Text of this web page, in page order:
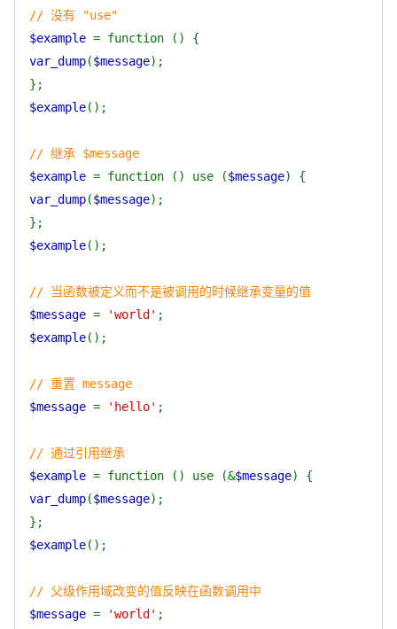
// 没有 "use"
$example = function () {
var_dump($message);
};
$example();
// 继承 $message
$example = function () use ($message) {
var_dump($message);
};
$example();
// 当函数被定义而不是被调用的时候继承变量的值
$message = 'world' ;
$example();
// 重置 message
$message = 'hello' ;
// 通过引用继承
$example = function () use (&$message) {
var_dump($message);
};
$example();
// 父级作用域改变的值反映在函数调用中
$message = 'world' ;